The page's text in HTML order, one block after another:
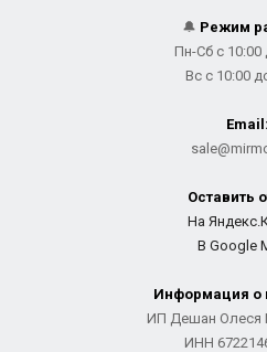
🔔 Режим
Пн-Сб с 10:00
Вс с 10:00
Email:
Оставить
На
В Google
Информация о
ИП Дешан Олеся
ИНН